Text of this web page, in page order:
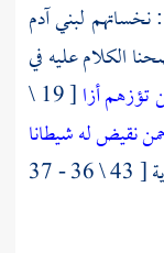
لبني آدم
الكلام عليه في
تؤزهم أزا
[ 19 \
نقيض له شيطانا
الآية [ 43 \ 36 - 37